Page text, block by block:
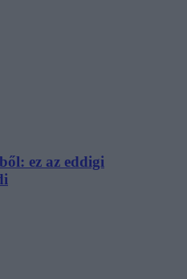
ez az eddigi